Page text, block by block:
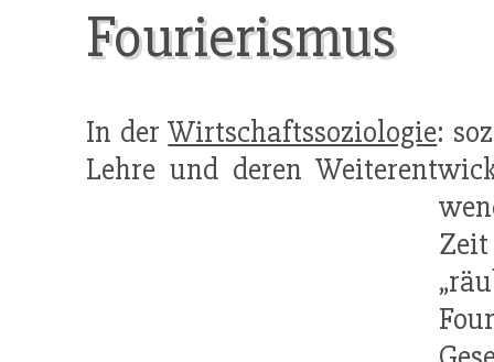
Fourierismus
In derWirtschaftssoziologie:
Lehre und deren